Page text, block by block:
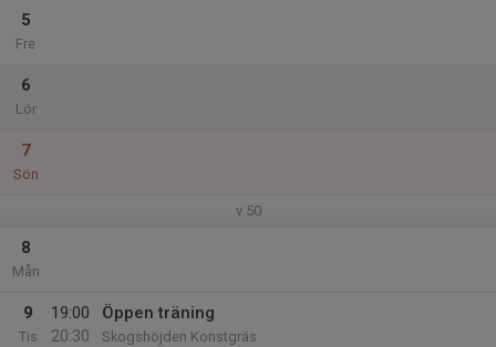
5
Fre
6
Lör
7
Sön
v.50
8
Mån
9
Tis
19:00
20:30
Öppen träning
Skogshöjden Konstgräs